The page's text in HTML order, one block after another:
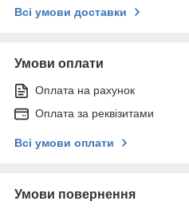
Всі умови доставки
Умови оплати
Оплата на рахунок
Оплата за реквізитами
Всі умови оплати
Умови повернення